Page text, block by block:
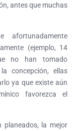
antes que muchas
(ejemplo, 14
no han tomado
concepción, ellas
ya que existe aún
favorezca el
planeados, la mejor